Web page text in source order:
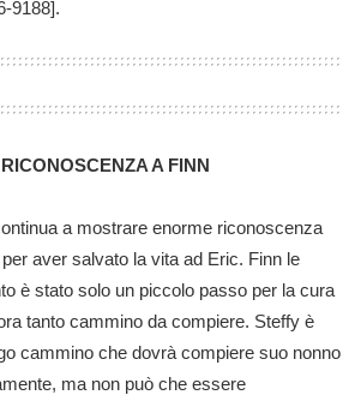
9188].
A FINN
a mostrare enorme riconoscenza
aver salvato la vita ad Eric. Finn le
è stato solo un piccolo passo per la cura
tanto cammino da compiere. Steffy è
cammino che dovrà compiere suo nonno
ma non può che essere